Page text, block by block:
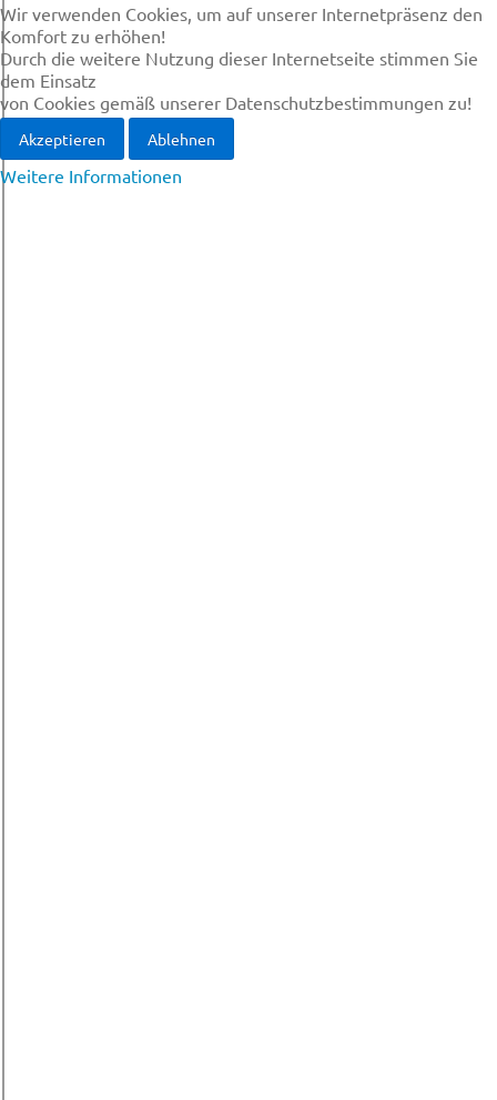
Wir verwenden Cookies, um auf unserer Internetpräsenz den
Komfort zu erhöhen!
Durch die weitere Nutzung dieser Internetseite stimmen Sie
dem Einsatz
von Cookies gemäß unserer Datenschutzbestimmungen zu!
Akzeptieren Ablehnen
Weitere Informationen